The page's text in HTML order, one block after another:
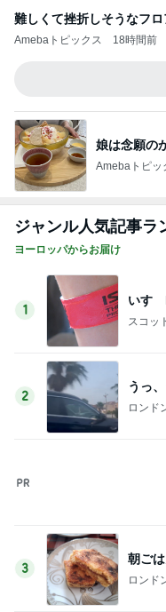
1
スコッ
2
ロンド
3
朝ご
ロンド
4
5
広告
ロンド